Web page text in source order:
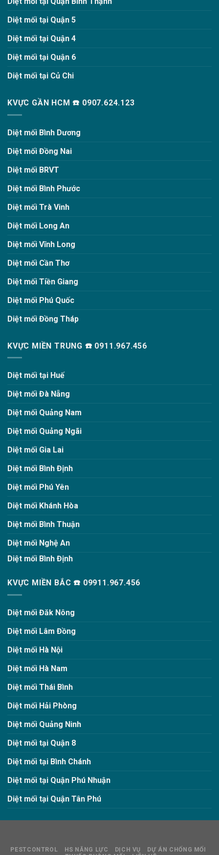
Diệt mối tại Quận 5
Diệt mối tại Quận 4
Diệt mối tại Quận 6
Diệt mối tại Củ Chi
KVỰC GẦN HCM ☎️ 0907.624.123
Diệt mối Bình Dương
Diệt mối Đồng Nai
Diệt mối BRVT
Diệt mối Bình Phước
Diệt mối Trà Vinh
Diệt mối Long An
Diệt mối Vĩnh Long
Diệt mối Cần Thơ
Diệt mối Tiền Giang
Diệt mối Phú Quốc
Diệt mối Đồng Tháp
KVỰC MIỀN TRUNG ☎️ 0911.967.456
Diệt mối tại Huế
Diệt mối Đà Nẵng
Diệt mối Quảng Nam
Diệt mối Quảng Ngãi
Diệt mối Gia Lai
Diệt mối Bình Định
Diệt mối Phú Yên
Diệt mối Khánh Hòa
Diệt mối Bình Thuận
Diệt mối Nghệ An
Diệt mối Bình Định
KVỰC MIỀN BẮC ☎️ 09911.967.456
Diệt mối Đăk Nông
Diệt mối Lâm Đồng
Diệt mối Hà Nội
Diệt mối Hà Nam
Diệt mối Thái Bình
Diệt mối Hải Phòng
Diệt mối Quảng Ninh
Diệt mối tại Quận 8
Diệt mối tại Bình Chánh
Diệt mối tại Quận Phú Nhuận
Diệt mối tại Quận Tân Phú
PESTCONTROL HS NĂNG LỰC DỊCH VỤ
DỰ ÁN CHỐNG MỐI